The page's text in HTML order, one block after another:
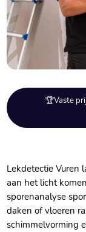
🏆Vaste
Lekdetectie Vuren
aan het licht
sporenanalyse
daken of vloeren
schimmelvorming